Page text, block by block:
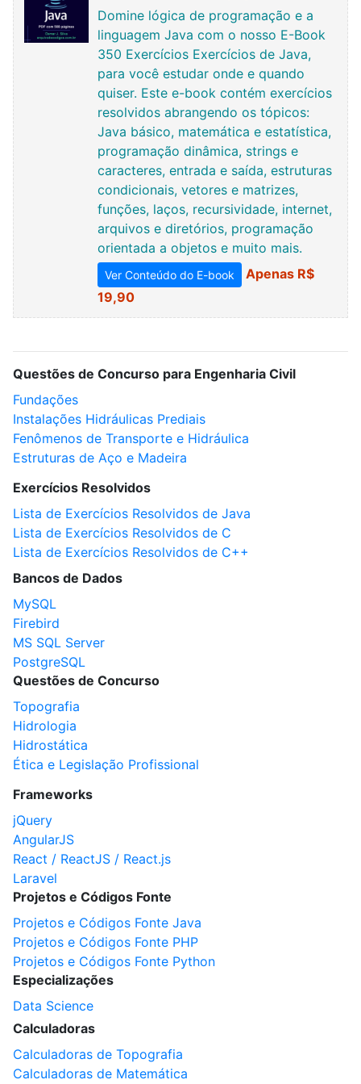
Domine lógica de programação e a
linguagem Java com o nosso E-Book
350 Exercícios Exercícios de Java,
para você estudar onde e quando
quiser. Este e-book contém exercícios
resolvidos abrangendo os tópicos:
Java básico, matemática e estatística,
programação dinâmica, strings e
caracteres, entrada e saída, estruturas
condicionais, vetores e matrizes,
funções, laços, recursividade, internet,
arquivos e diretórios, programação
orientada a objetos e muito mais.
Ver Conteúdo do E-book
Apenas R$
19,90
Questões de Concurso para Engenharia Civil
Fundações
Instalações Hidráulicas Prediais
Fenômenos de Transporte e Hidráulica
Estruturas de Aço e Madeira
Exercícios Resolvidos
Lista de Exercícios Resolvidos de Java
Lista de Exercícios Resolvidos de C
Lista de Exercícios Resolvidos de C++
Bancos de Dados
MySQL
Firebird
MS SQL Server
PostgreSQL
Questões de Concurso
Topografia
Hidrologia
Hidrostática
Ética e Legislação Profissional
Frameworks
jQuery
AngularJS
React / ReactJS / React.js
Laravel
Projetos e Códigos Fonte
Projetos e Códigos Fonte Java
Projetos e Códigos Fonte PHP
Projetos e Códigos Fonte Python
Especializações
Data Science
Calculadoras
Calculadoras de Topografia
Calculadoras de Matemática